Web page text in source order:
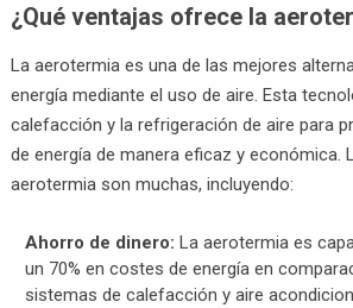
¿Qué ventajas ofrece la
La aerotermia es una de las mejores
energía mediante el uso de aire. Esta
calefacción y la refrigeración de aire para
de energía de manera eficaz y económica.
aerotermia son muchas, incluyendo:
Ahorro de dinero: La aerotermia es
un 70% en costes de energía en
sistemas de calefacción y aire